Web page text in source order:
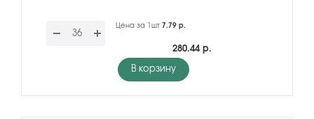
Цена за 1шт 7.79 р.
280.44 р.
В корзину